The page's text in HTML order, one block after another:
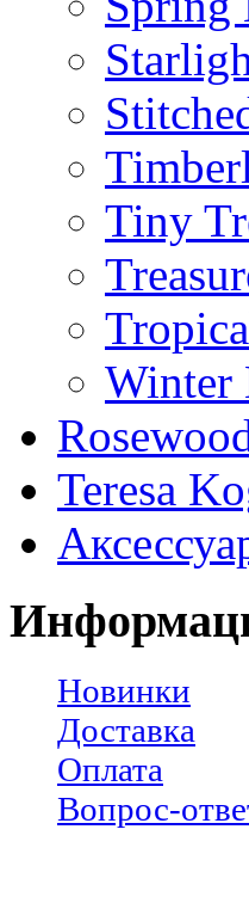
Tiny
Winter
Teresa
Новинки
Доставка
Оплата
Вопрос-